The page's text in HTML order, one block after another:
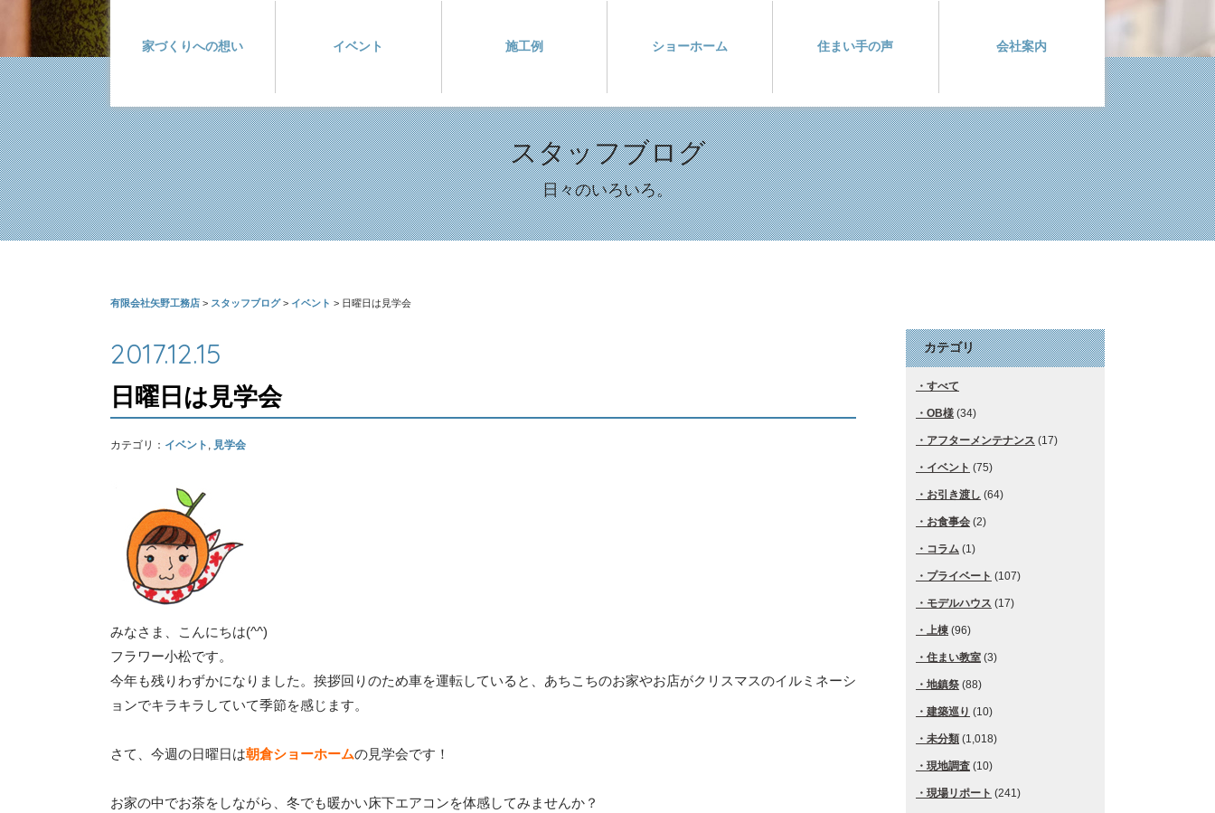
家づくりへの想い イベント 施工例 ショーホーム 住まい手の声 会社案内
スタッフブログ
日々のいろいろ。
有限会社矢野工務店 > スタッフブログ> イベント > 日曜日は見学会
2017.12.15
日曜日は見学会
カテゴリ： イベント , 見学会
みなさま、こんにちは(^^)
フラワー小松です。
今年も残りわずかになりました。挨拶回りのため車を運転していると、あちこちのお家やお店がクリスマスのイルミネーシ
ョンでキラキラしていて季節を感じます。
さて、今週の日曜日は朝倉ショーホームの見学会です！
お家の中でお茶をしながら、冬でも暖かい床下エアコンを体感してみませんか？
カテゴリ
すべて
OB様 (34)
アフターメンテナンス (17)
イベント (75)
お引き渡し (64)
お食事会 (2)
コラム (1)
プライベート (107)
モデルハウス (17)
上棟 (96)
住まい教室 (3)
地鎮祭 (88)
建築巡り (10)
未分類 (1,018)
現地調査 (10)
現場リポート (241)